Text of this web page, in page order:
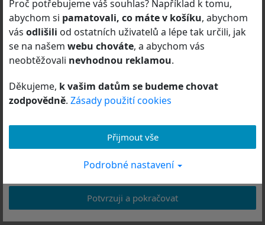
Standardní doba expedice do: 14 dnů
Dotaz na
dostupnost/zboží
Výrobce: DEYMED Diagnostic s.r.o.
Záruční doba 24 / 6*
*Záruční doba spotřebitelé / Záruční doba ostatní (v
předpisů.
Odborník je osoba oprávněná předepisovat nebo
vydávat léčivé přípravky, zdravotnické prostředky nebo
diagnostické zdravotnické prostředky in vitro nebo
zdravotní služby poskytovat.
Kliknutím na tlačítko „Potvrzuji a pokračovat“ výslovně
Odmítnout a odejít
Potvrzuji a pokračovat
Proč potřebujeme váš souhlas? Například k tomu,
abychom si pamatovali, co máte v košíku, abychom
vás odlišili od ostatních uživatelů a lépe tak určili, jak
se na našem webu chováte, a abychom vás
neobtěžovali nevhodnou reklamou.
Děkujeme, k vašim datům se budeme chovat
zodpovědně. Zásady použití cookies
Podrobné nastavení
Přijmout vše